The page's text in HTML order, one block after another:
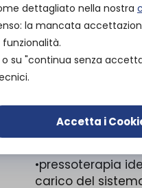
•pressoterapia
carico del
dettagliato nella nostra
la mancata
su "continua senza
Accetta i